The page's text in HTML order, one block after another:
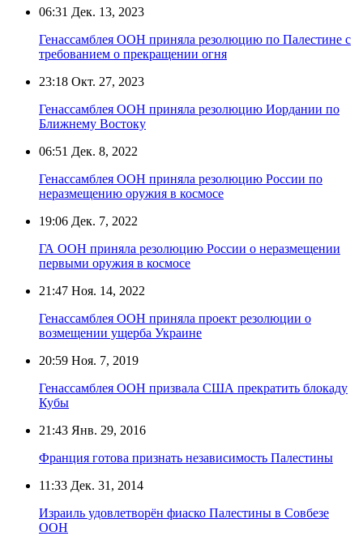
06:31 Дек. 13, 2023
Генассамблея ООН приняла резолюцию по Палестине с
требованием о прекращении огня
23:18 Окт. 27, 2023
Генассамблея ООН приняла резолюцию Иордании по
Ближнему Востоку
06:51 Дек. 8, 2022
Генассамблея ООН приняла резолюцию России по
неразмещению оружия в космосе
19:06 Дек. 7, 2022
ГА ООН приняла резолюцию России о неразмещении
первыми оружия в космосе
21:47 Ноя. 14, 2022
Генассамблея ООН приняла проект резолюции о
возмещении ущерба Украине
20:59 Ноя. 7, 2019
Генассамблея ООН призвала США прекратить блокаду
Кубы
21:43 Янв. 29, 2016
Франция готова признать независимость Палестины
11:33 Дек. 31, 2014
Израиль удовлетворён фиаско Палестины в Совбезе
ООН